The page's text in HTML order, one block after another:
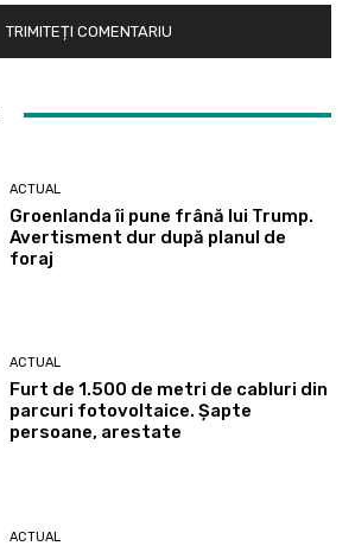
ACTUAL
Groenlanda îi pune frână lui Trump.
Avertisment dur după planul de
foraj
ACTUAL
Furt de 1.500 de metri de cabluri din
parcuri fotovoltaice. Șapte
persoane, arestate
ACTUAL